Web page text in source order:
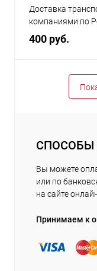
Доставка
компаниями по
400 руб.
СПОСОБЫ
Вы можете
или по
на сайте
Принимаем к